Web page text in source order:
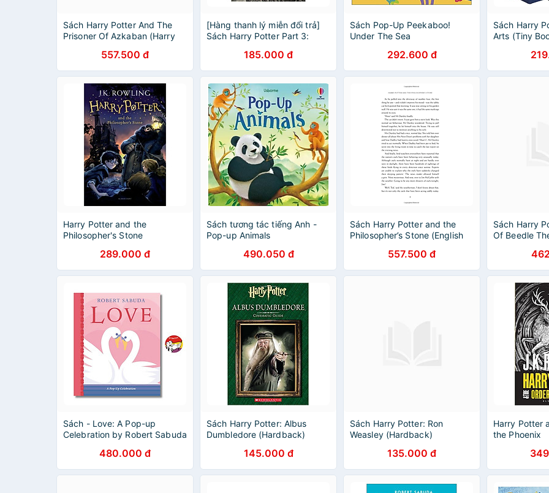
Sách Harry Potter And The
Prisoner Of Azkaban (Harry
Azkaban) (English Book)
557.500 đ
[Hàng thanh lý miễn đổi trả]
Sách Harry Potter Part 3:
Of Azkaban (Paperback)
(Harry Potter và tù nhân ngục
Azkaban) (English Book)
185.000 đ
Sách Pop-Up Peekaboo!
Under The Sea
292.600 đ
Sách Harry
Arts (Tiny
Harry Potter and the
Philosopher's Stone
289.000 đ
Sách tương tác tiếng Anh -
Pop-up Animals
490.050 đ
Sách Harry Potter and the
Philosopher’s Stone (English
557.500 đ
Sách Harry
Of Beedle
Beedle
(English
Sách - Love: A Pop-up
Celebration by Robert Sabuda
480.000 đ
Sách Harry Potter: Albus
Dumbledore (Hardback)
145.000 đ
Sách Harry Potter: Ron
Weasley (Hardback)
135.000 đ
Harry Potter
the Phoenix